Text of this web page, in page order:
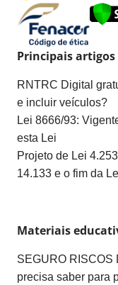
Principais artigos
RNTRC Digital
e incluir veículos?
Lei 8666/93:
esta Lei
Projeto de Lei
14.133 e o fim da
Materiais
SEGURO RISCOS
precisa saber para